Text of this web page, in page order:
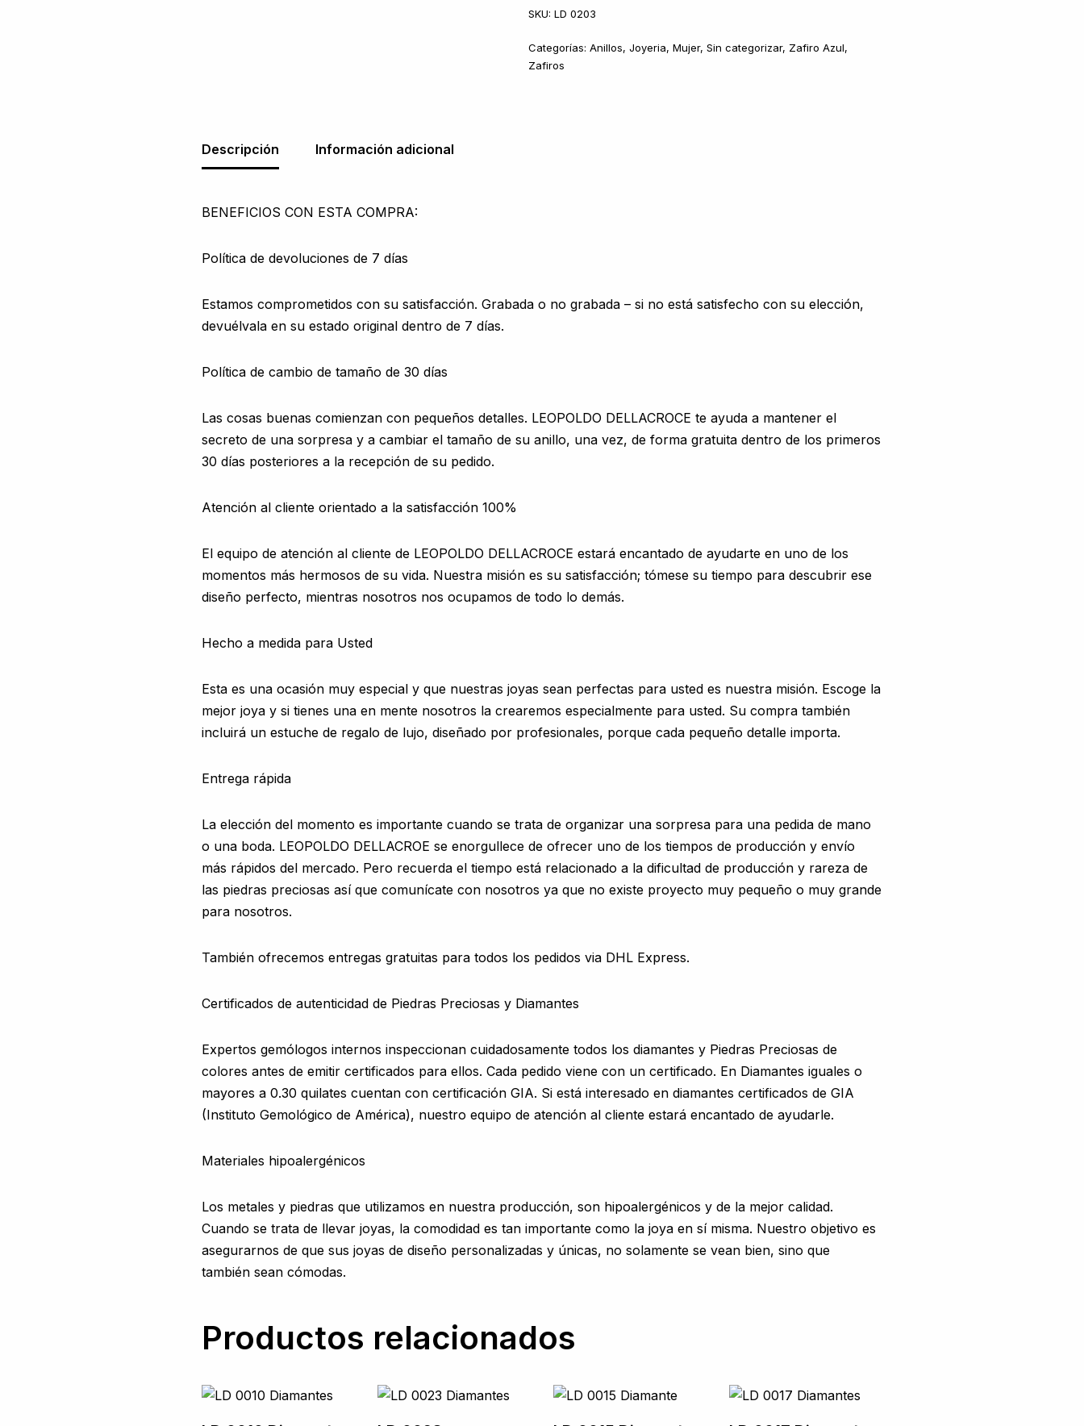
SKU:LD 0203
Categorías:Anillos,Joyeria,Mujer,Sin categorizar, Zafiro Azul,
Zafiros
Descripción Información adicional
BENEFICIOS CON ESTA COMPRA:
Política de devoluciones de 7 días
Estamos comprometidos con su satisfacción. Grabada o no grabada – si no está satisfecho con su elección,
devuélvala en su estado original dentro de 7 días.
Política de cambio de tamaño de 30 días
Las cosas buenas comienzan con pequeños detalles. LEOPOLDO DELLACROCE te ayuda a mantener el
secreto de una sorpresa y a cambiar el tamaño de su anillo, una vez, de forma gratuita dentro de los primeros
30 días posteriores a la recepción de su pedido.
Atención al cliente orientado a la satisfacción 100%
El equipo de atención al cliente de LEOPOLDO DELLACROCE estará encantado de ayudarte en uno de los
momentos más hermosos de su vida. Nuestra misión es su satisfacción; tómese su tiempo para descubrir ese
diseño perfecto, mientras nosotros nos ocupamos de todo lo demás.
Hecho a medida para Usted
Esta es una ocasión muy especial y que nuestras joyas sean perfectas para usted es nuestra misión. Escoge la
mejor joya y si tienes una en mente nosotros la crearemos especialmente para usted. Su compra también
incluirá un estuche de regalo de lujo, diseñado por profesionales, porque cada pequeño detalle importa.
Entrega rápida
La elección del momento es importante cuando se trata de organizar una sorpresa para una pedida de mano
o una boda. LEOPOLDO DELLACROE se enorgullece de ofrecer uno de los tiempos de producción y envío
más rápidos del mercado. Pero recuerda el tiempo está relacionado a la dificultad de producción y rareza de
las piedras preciosas así que comunícate con nosotros ya que no existe proyecto muy pequeño o muy grande
para nosotros.
También ofrecemos entregas gratuitas para todos los pedidos via DHL Express.
Certificados de autenticidad de Piedras Preciosas y Diamantes
Expertos gemólogos internos inspeccionan cuidadosamente todos los diamantes y Piedras Preciosas de
colores antes de emitir certificados para ellos. Cada pedido viene con un certificado. En Diamantes iguales o
mayores a 0.30 quilates cuentan con certificación GIA. Si está interesado en diamantes certificados de GIA
(Instituto Gemológico de América), nuestro equipo de atención al cliente estará encantado de ayudarle.
Materiales hipoalergénicos
Los metales y piedras que utilizamos en nuestra producción, son hipoalergénicos y de la mejor calidad.
Cuando se trata de llevar joyas, la comodidad es tan importante como la joya en sí misma. Nuestro objetivo es
asegurarnos de que sus joyas de diseño personalizadas y únicas, no solamente se vean bien, sino que
también sean cómodas.
Productos relacionados